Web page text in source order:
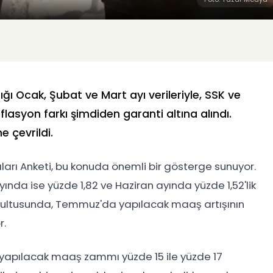
Ocak, Şubat ve Mart ayı verileriyle, SSK ve
farkı şimdiden garanti altına alındı.
çevrildi.
Anketi, bu konuda önemli bir gösterge sunuyor.
ise yüzde 1,82 ve Haziran ayında yüzde 1,52'lik
Temmuz'da yapılacak maaş artışının
maaş zammı yüzde 15 ile yüzde 17